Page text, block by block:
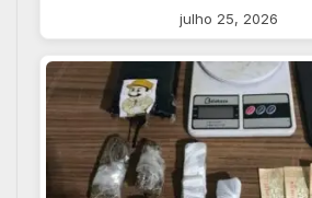
julho 25, 2026